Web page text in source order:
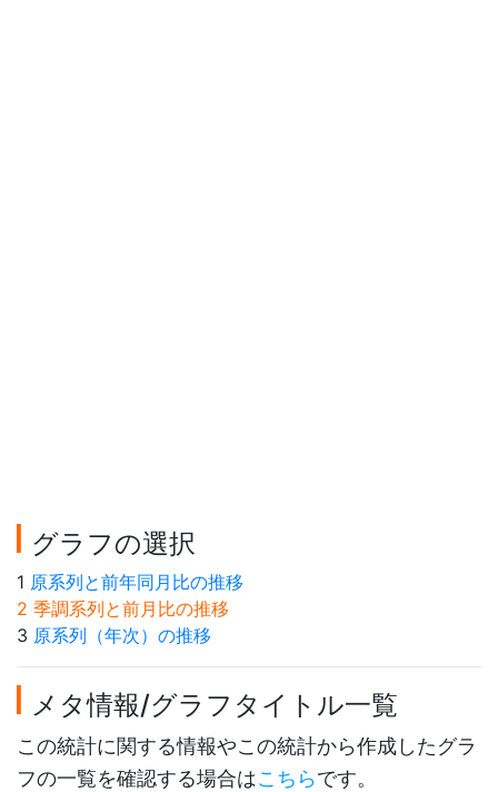
グラフの選択
1 原系列と前年同月比の推移
2 季調系列と前月比の推移
3 原系列（年次）の推移
メタ情報/グラフタイトル一覧
この統計に関する情報やこの統計から作成したグラ
フの一覧を確認する場合はこちらです。